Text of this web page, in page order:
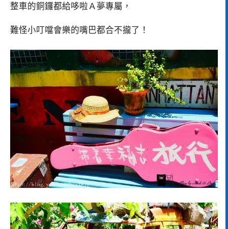
整車的銅鑼都給哆啦Ａ夢專屬，
難怪小叮噹會樂的嘴巴都合不攏了！